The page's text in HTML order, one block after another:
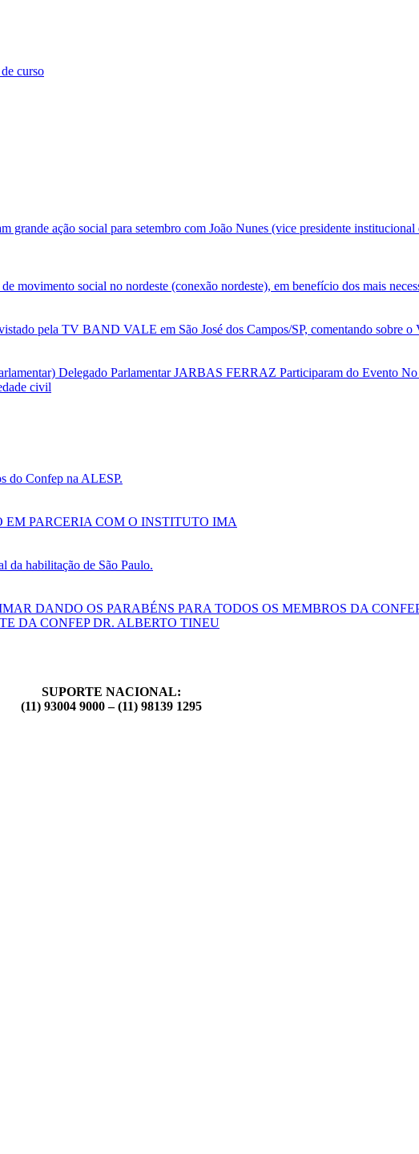
curso
grande ação social para setembro com João Nunes (vice presidente
movimento social no nordeste (conexão nordeste), em benefício dos mais
pela TV BAND VALE em São José dos Campos/SP, comentando sobre o
Delegado Parlamentar JARBAS FERRAZ Participaram do Evento
civil
do Confep na ALESP.
EM PARCERIA COM O INSTITUTO IMA
da habilitação de São Paulo.
DANDO OS PARABÉNS PARA TODOS OS MEMBROS DA
DA CONFEP DR. ALBERTO TINEU
SUPORTE NACIONAL:
(11) 93004 9000 – (11) 98139 1295